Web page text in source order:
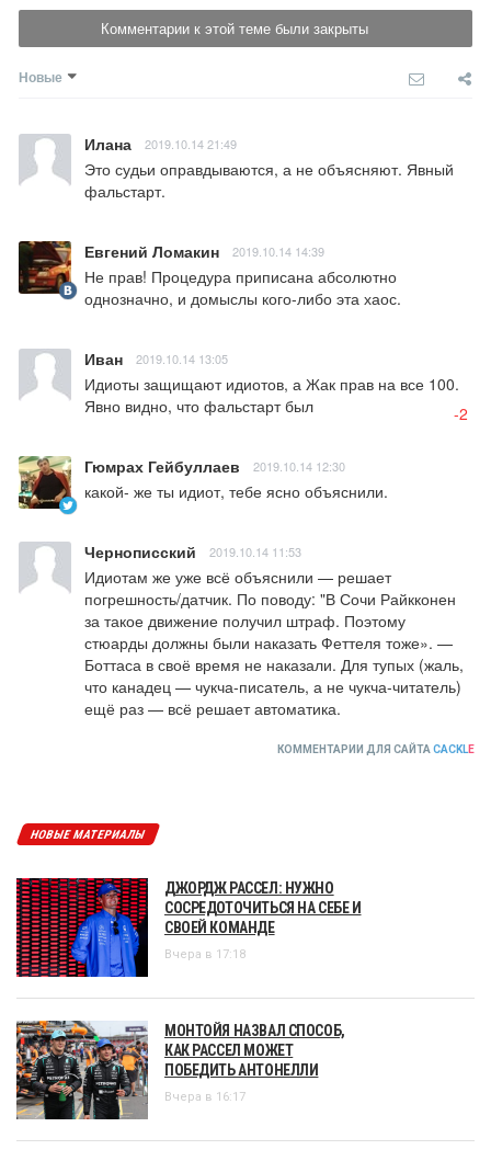
Комментарии к этой теме были закрыты
Новые
Илана 2019.10.14 21:49
Это судьи оправдываются, а не объясняют. Явный
фальстарт.
Евгений Ломакин 2019.10.14 14:39
Не прав! Процедура приписана абсолютно
однозначно, и домыслы кого-либо эта хаос.
Иван 2019.10.14 13:05
Идиоты защищают идиотов, а Жак прав на все 100.
Явно видно, что фальстарт был
-2
Гюмрах Гейбуллаев 2019.10.14 12:30
какой- же ты идиот, тебе ясно объяснили.
Чернописский 2019.10.14 11:53
Идиотам же уже всё объяснили — решает
погрешность/датчик. По поводу: "В Сочи Райкконен
за такое движение получил штраф. Поэтому
стюарды должны были наказать Феттеля тоже». —
Боттаса в своё время не наказали. Для тупых (жаль,
что канадец — чукча-писатель, а не чукча-читатель)
ещё раз — всё решает автоматика.
КОММЕНТАРИИ ДЛЯ САЙТА CACKLE
НОВЫЕ МАТЕРИАЛЫ
ДЖОРДЖ РАССЕЛ: НУЖНО
СОСРЕДОТОЧИТЬСЯ НА СЕБЕ И
СВОЕЙ КОМАНДЕ
Вчера в 17:18
МОНТОЙЯ НАЗВАЛ СПОСОБ,
КАК РАССЕЛ МОЖЕТ
ПОБЕДИТЬ АНТОНЕЛЛИ
Вчера в 16:17